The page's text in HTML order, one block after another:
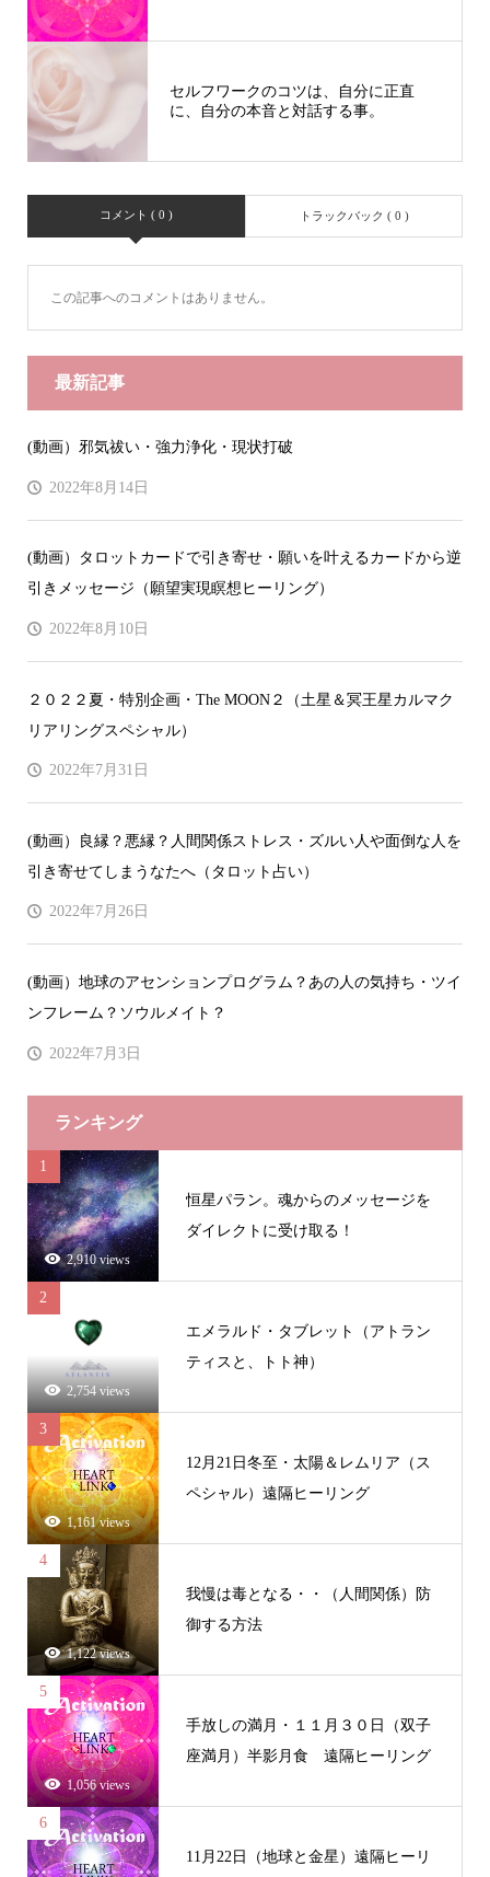
セルフワークのコツは、自分に正直
に、自分の本音と対話する事。
コメント ( 0 ) トラックバック ( 0 )
この記事へのコメントはありません。
最新記事
(動画）邪気祓い・強力浄化・現状打破
2022年8月14日
(動画）タロットカードで引き寄せ・願いを叶えるカードから逆
引きメッセージ（願望実現瞑想ヒーリング）
2022年8月10日
２０２２夏・特別企画・The MOON２（土星＆冥王星カルマク
リアリングスペシャル）
2022年7月31日
(動画）良縁？悪縁？人間関係ストレス・ズルい人や面倒な人を
引き寄せてしまうなたへ（タロット占い）
2022年7月26日
(動画）地球のアセンションプログラム？あの人の気持ち・ツイ
ンフレーム？ソウルメイト？
2022年7月3日
ランキング
1
2,910 views
恒星パラン。魂からのメッセージを
ダイレクトに受け取る！
2
2,754 views
エメラルド・タブレット（アトラン
ティスと、トト神）
3
1,161 views
12月21日冬至・太陽＆レムリア（ス
ペシャル）遠隔ヒーリング
4
1,122 views
我慢は毒となる・・（人間関係）防
御する方法
5
1,056 views
手放しの満月・１１月３０日（双子
座満月）半影月食 遠隔ヒーリング
6
11月22日（地球と金星）遠隔ヒーリ